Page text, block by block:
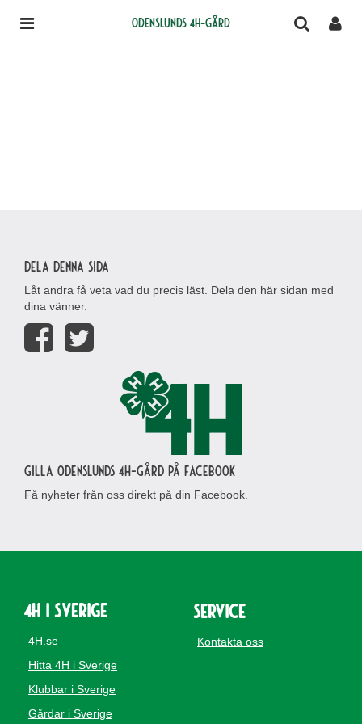
Odenslunds 4H-gård
Dela denna sida
Låt andra få veta vad du precis läst. Dela den här sidan med
dina vänner.
Gilla Odenslunds 4H-gård på Facebook
Få nyheter från oss direkt på din Facebook.
4H i Sverige
4H.se
Hitta 4H i Sverige
Klubbar i Sverige
Gårdar i Sverige
Service
Kontakta oss